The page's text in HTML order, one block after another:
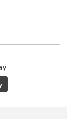
ao